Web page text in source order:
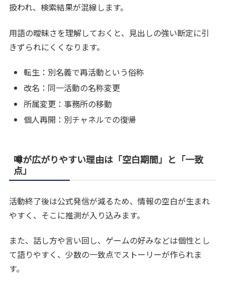
扱われ、検索結果が混線します。
用語の曖昧さを理解しておくと、見出しの強い断定に引
きずられにくくなります。
転生：別名義で再活動という俗称
改名：同一活動の名称変更
所属変更：事務所の移動
個人再開：別チャネルでの復帰
噂が広がりやすい理由は「空白期間」と「一致
点」
活動終了後は公式発信が減るため、情報の空白が生まれ
やすく、そこに推測が入り込みます。
また、話し方や言い回し、ゲームの好みなどは個性とし
て語りやすく、少数の一致点でストーリーが作られま
す。